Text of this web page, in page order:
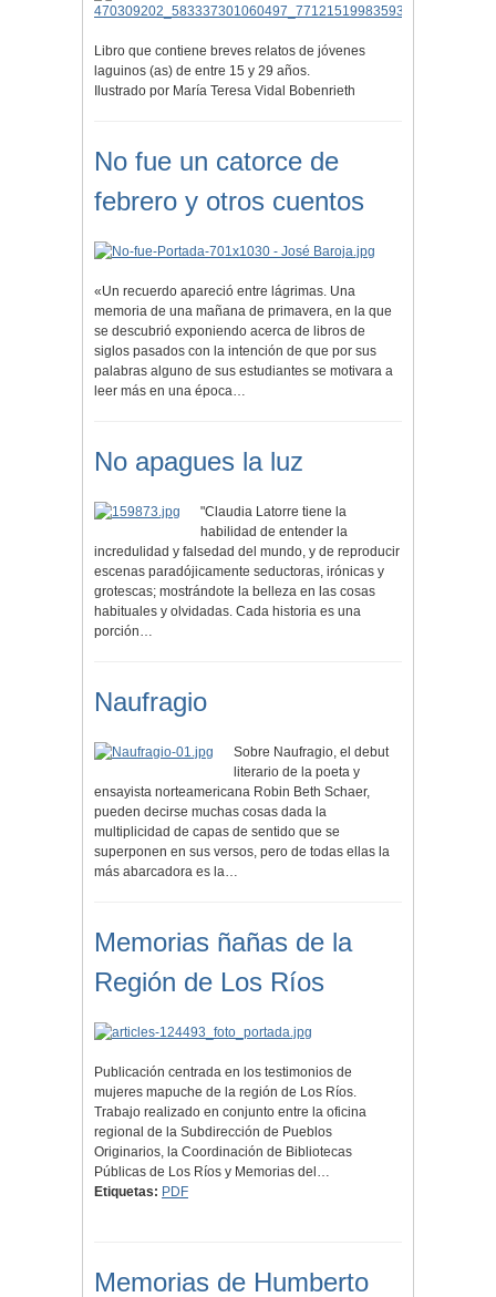
Libro que contiene breves relatos de jóvenes
laguinos (as) de entre 15 y 29 años.
Ilustrado por María Teresa Vidal Bobenrieth
No fue un catorce de
febrero y otros cuentos
«Un recuerdo apareció entre lágrimas. Una
memoria de una mañana de primavera, en la que
se descubrió exponiendo acerca de libros de
siglos pasados con la intención de que por sus
palabras alguno de sus estudiantes se motivara a
leer más en una época…
No apagues la luz
"Claudia Latorre tiene la
habilidad de entender la
incredulidad y falsedad del mundo, y de reproducir
escenas paradójicamente seductoras, irónicas y
grotescas; mostrándote la belleza en las cosas
habituales y olvidadas. Cada historia es una
porción…
Naufragio
Sobre Naufragio, el debut
literario de la poeta y
ensayista norteamericana Robin Beth Schaer,
pueden decirse muchas cosas dada la
multiplicidad de capas de sentido que se
superponen en sus versos, pero de todas ellas la
más abarcadora es la…
Memorias ñañas de la
Región de Los Ríos
Publicación centrada en los testimonios de
mujeres mapuche de la región de Los Ríos.
Trabajo realizado en conjunto entre la oficina
regional de la Subdirección de Pueblos
Originarios, la Coordinación de Bibliotecas
Públicas de Los Ríos y Memorias del…
Etiquetas: PDF
Memorias de Humberto